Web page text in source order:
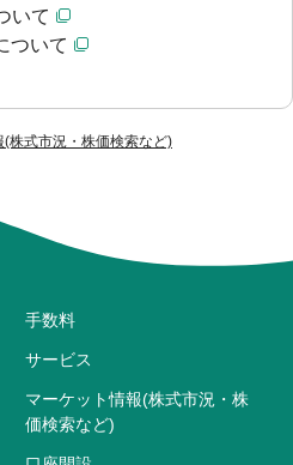
(株式市況・株価検索など)
いて
ついて
手数料
サービス
マーケット情報(株式市況・株
価検索など)